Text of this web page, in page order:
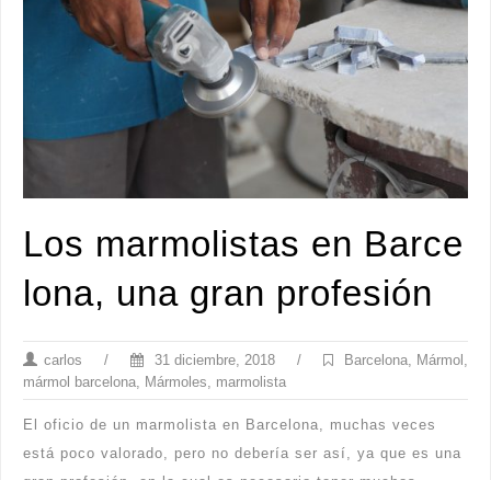
Los marmolistas en Barce
lona, una gran profesión
carlos / 31 diciembre, 2018 / Barcelona, Mármol ,
mármol barcelona, Mármoles, marmolista
El oficio de un marmolista en Barcelona, muchas veces
está poco valorado, pero no debería ser así, ya que es una